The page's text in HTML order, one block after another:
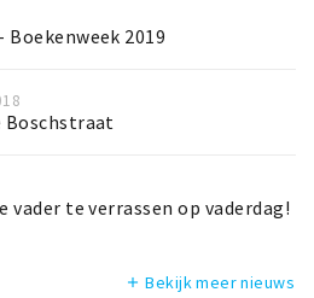
Boekenweek 2019
Boschstraat
vader te verrassen op vaderdag!
add Bekijk meer nieuws